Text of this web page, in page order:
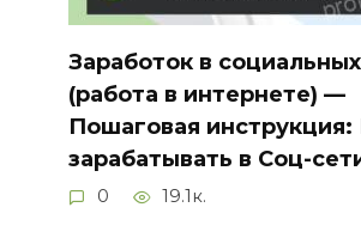
Заработок в
(работа в интернете) —
Пошаговая инструкция:
зарабатывать в Соц-
0 19.1к.